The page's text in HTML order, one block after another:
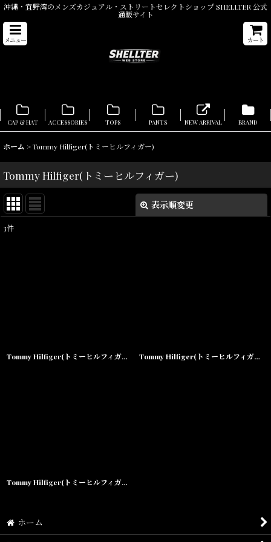
沖縄・宜野湾のメンズカジュアル・ストリートセレクトショップ SHELLTER 公式
通販サイト
メニュー カート
CAP & HAT ACCESSORIES TOPS PANTS NEW ARRIVAL BRAND
ホーム >Tommy Hilfiger(トミーヒルフィガー)
Tommy Hilfiger(トミーヒルフィガー)
表示順変更
3件
Tommy Hilfiger(トミーヒルフィガー) Tommy Jeans S/S Border Tee Orange Navy トミージーンズ 半袖 ボーダー Tシャツ Tommy Hilfiger(トミーヒルフィガー) Tommy Jeans S/S Border Tee Burgundy Navy トミージーンズ 半袖 ボーダー Tシャツ
Tommy Hilfiger(トミーヒルフィガー) ＋ U.O Nylon Jacket クレイジーパターン
ホーム